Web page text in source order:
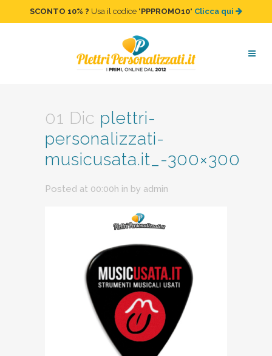
SCONTO 10% ? Usa il codice "PPPROMO10" Clicca qui
plettri-personalizzati-
musicusata.it_-300×300
01 Dic plettri-
personalizzati-
musicusata.it_-300×300
Posted at 00:00h in by admin